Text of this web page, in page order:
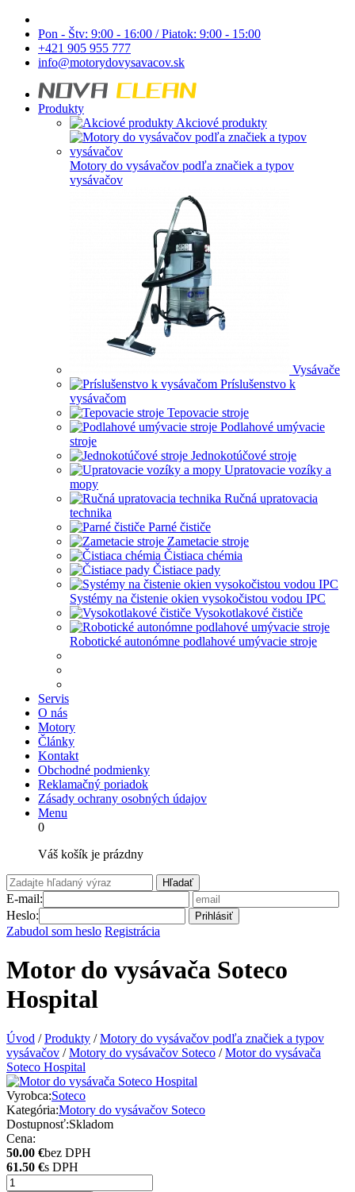
Pon - Štv: 9:00 - 16:00 / Piatok: 9:00 - 15:00
+421 905 955 777
info@motorydovysavacov.sk
Produkty
Akciové produkty
Motory do vysávačov podľa značiek a typov
vysávačov
Vysávače
Príslušenstvo k
vysávačom
Tepovacie stroje
Podlahové umývacie
stroje
Jednokotúčové stroje
Upratovacie vozíky a
mopy
Ručná upratovacia
technika
Parné čističe
Zametacie stroje
Čistiaca chémia
Čistiace pady
Systémy na čistenie okien vysokočistou vodou IPC
Vysokotlakové čističe
Robotické autonómne podlahové umývacie stroje
Servis
O nás
Motory
Články
Kontakt
Obchodné podmienky
Reklamačný poriadok
Zásady ochrany osobných údajov
Menu
0
Váš košík je prázdny
Hľadať
E-mail:
Heslo:
Prihlásiť
Zabudol som heslo Registrácia
Motor do vysávača Soteco
Hospital
Úvod / Produkty / Motory do vysávačov podľa značiek a typov
vysávačov / Motory do vysávačov Soteco / Motor do vysávača
Soteco Hospital
Vyrobca:Soteco
Kategória:Motory do vysávačov Soteco
Dostupnosť:Skladom
Cena:
50.00 €bez DPH
61.50 €s DPH